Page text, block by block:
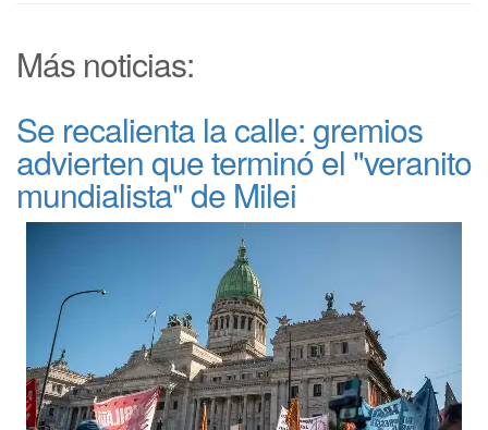
Más noticias:
Se recalienta la calle: gremios
advierten que terminó el "veranito
mundialista" de Milei